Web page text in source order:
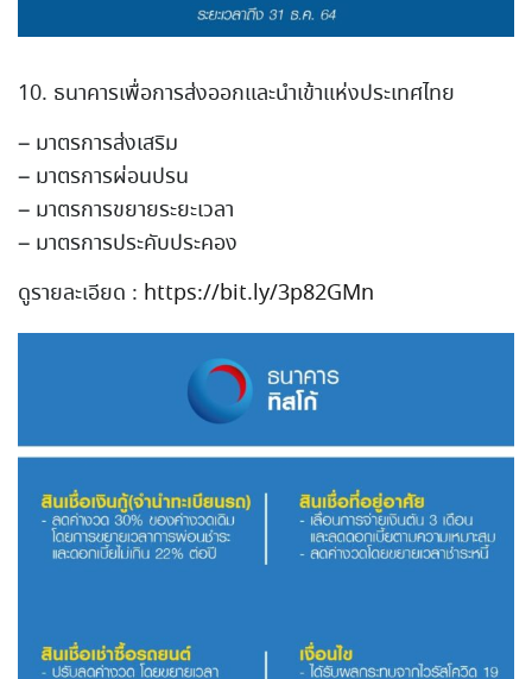
10. ธนาคารเพื่อการส่งออกและนำเข้าแห่งประเทศไทย
– มาตรการส่งเสริม
– มาตรการผ่อนปรน
– มาตรการขยายระยะเวลา
– มาตรการประคับประคอง
ดูรายละเอียด : https://bit.ly/3p82GMn